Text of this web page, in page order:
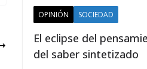
OPINIÓN SOCIEDAD
El eclipse del
del saber sintetizado